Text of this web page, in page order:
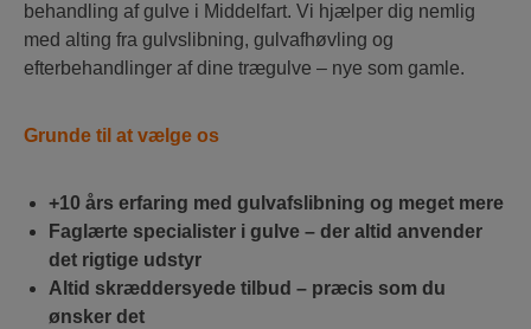
behandling af gulve i Middelfart. Vi hjælper dig nemlig
med alting fra gulvslibning, gulvafhøvling og
efterbehandlinger af dine trægulve – nye som gamle.
Grunde til at vælge os
+10 års erfaring med gulvafslibning og meget mere
Faglærte specialister i gulve – der altid anvender
det rigtige udstyr
Altid skræddersyede tilbud – præcis som du
ønsker det